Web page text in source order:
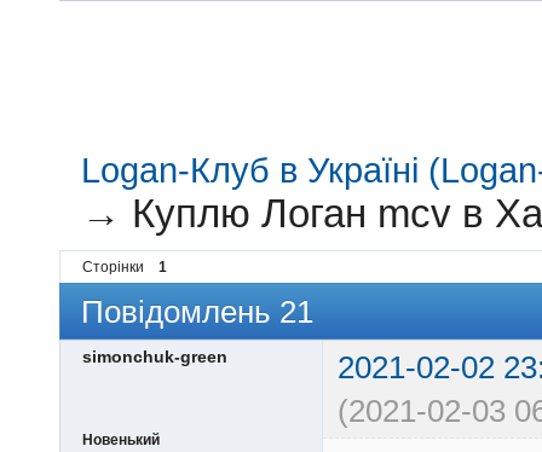
Logan-Клуб в Україні
→ Куплю Логан mcv в
Сторінки 1
Повідомлень 21
simonchuk-green
2021-02-02
(2021-02-03
Новенький